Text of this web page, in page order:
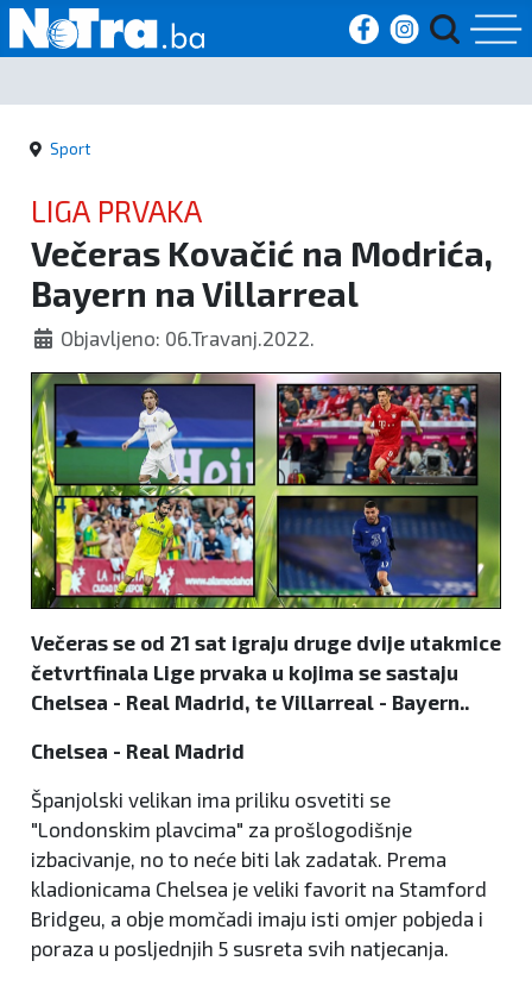
Početna
Vijesti
Sport
Kultura
Crna
kronika
Politika
Zanimljivosti
Sport
LIGA PRVAKA
Večeras Kovačić na Modrića,
Bayern na Villarreal
Objavljeno: 06.Travanj.2022.
Večeras se od 21 sat igraju druge dvije utakmice
četvrtfinala Lige prvaka u kojima se sastaju
Chelsea - Real Madrid, te Villarreal - Bayern..
Chelsea - Real Madrid
Španjolski velikan ima priliku osvetiti se
"Londonskim plavcima" za prošlogodišnje
izbacivanje, no to neće biti lak zadatak. Prema
kladionicama Chelsea je veliki favorit na Stamford
Bridgeu, a obje momčadi imaju isti omjer pobjeda i
poraza u posljednjih 5 susreta svih natjecanja.